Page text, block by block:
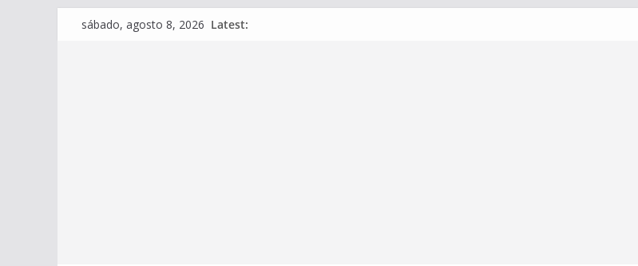
sábado, agosto 8, 2026 Latest: